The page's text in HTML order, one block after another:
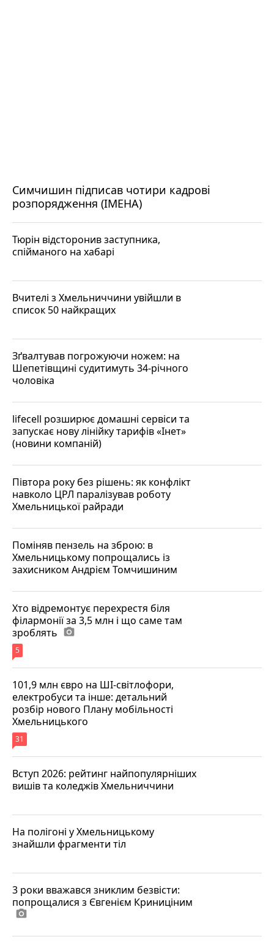
Симчишин підписав чотири кадрові
розпорядження (ІМЕНА)
Тюрін відсторонив заступника,
спійманого на хабарі
Вчителі з Хмельниччини увійшли в
список 50 найкращих
Зґвалтував погрожуючи ножем: на
Шепетівщині судитимуть 34-річного
чоловіка
lifecell розширює домашні сервіси та
запускає нову лінійку тарифів «Інет»
(новини компаній)
Півтора року без рішень: як конфлікт
навколо ЦРЛ паралізував роботу
Хмельницької райради
Поміняв пензель на зброю: в
Хмельницькому попрощались із
захисником Андрієм Томчишиним
Хто відремонтує перехрестя біля
філармонії за 3,5 млн і що саме там
зроблять photo_camera
5
101,9 млн євро на ШІ-світлофори,
електробуси та інше: детальний
розбір нового Плану мобільності
Хмельницького
31
Вступ 2026: рейтинг найпопулярніших
вишів та коледжів Хмельниччини
На полігоні у Хмельницькому
знайшли фрагменти тіл
3 роки вважався зниклим безвісти:
попрощалися з Євгенієм Криниціним
photo_camera